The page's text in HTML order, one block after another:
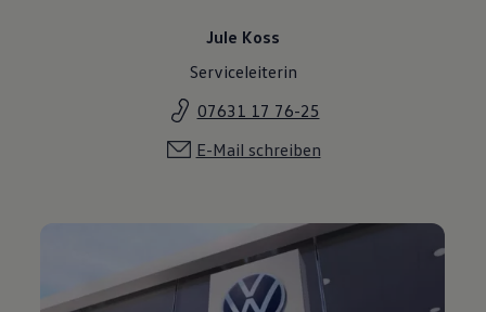
Jule Koss
Serviceleiterin
07631 17 76-25
E-Mail schreiben